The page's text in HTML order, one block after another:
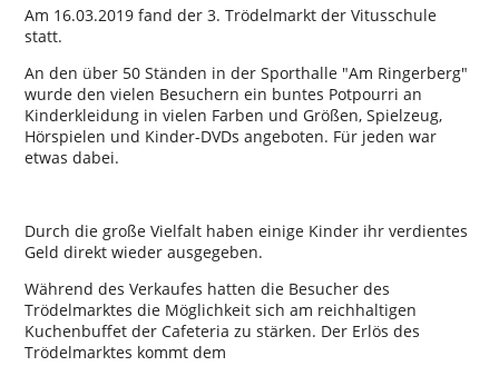
Am 16.03.2019 fand der 3. Trödelmarkt der Vitusschule
statt.
An den über 50 Ständen in der Sporthalle Am Ringerberg
wurde den vielen Besuchern ein buntes Potpourri an
Kinderkleidung in vielen Farben und Größen, Spielzeug,
Hörspielen und Kinder-DVDs angeboten. Für jeden war
etwas dabei.
Durch die große Vielfalt haben einige Kinder ihr verdientes
Geld direkt wieder ausgegeben.
Während des Verkaufes hatten die Besucher des
Trödelmarktes die Möglichkeit sich am reichhaltigen
Kuchenbuffet der Cafeteria zu stärken. Der Erlös des
Trödelmarktes kommt dem